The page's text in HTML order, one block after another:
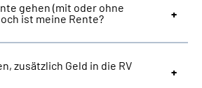
(DGS)
gehen (mit oder ohne
ist meine Rente?
zusätzlich Geld in die RV